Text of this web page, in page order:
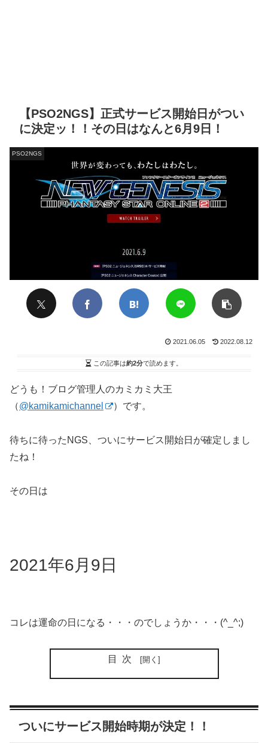
【PSO2NGS】正式サービス開始日がつい
に決定ッ！！その日はなんと6月9日！
PSO2NGS
2021.06.05 2022.08.12
この記事は約2分で読めます。
どうも！ブログ管理人のカミカミ大王
（@kamikamichannel ）です。
待ちに待ったNGS、ついにサービス開始日が確定しまし
たね！
その日は
2021年6月9日
コレは運命の日になる・・・のでしょうか・・・(^_^;)
目次
ついにサービス開始時期が決定！！